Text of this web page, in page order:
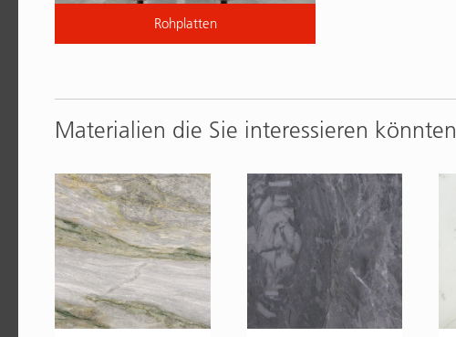
Rohplatten
Materialien die Sie interessieren könnten